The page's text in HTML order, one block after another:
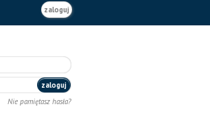
zaloguj
zaloguj
Nie pamiętasz hasła?